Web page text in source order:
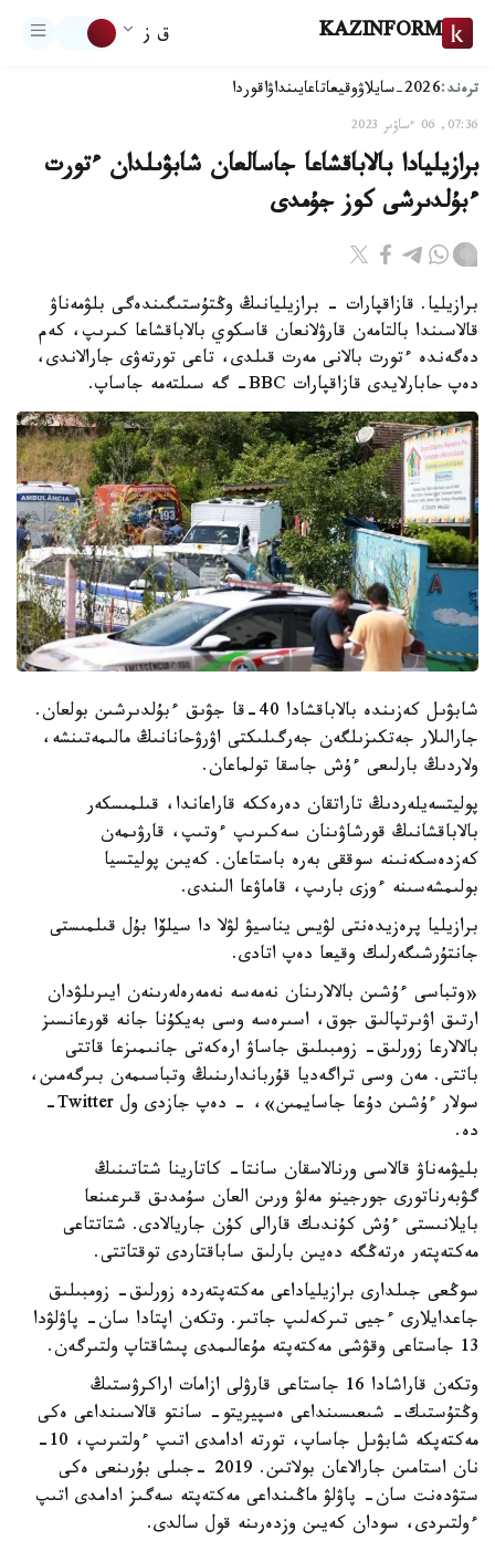
KAZINFORM ق ز
ترەند:2026-سايلاۋ وقيعاتاعايىنداۋاقوردا
07:36, 06 ءساۋىر 2023
برازيليادا بالاباقشاعا جاسالعان شابۋىلدان ءتورت
ءبۇلدىرشى كوز جۇمدى
برازيليا. قازاقپارات - برازيليانىڭ وڭتۇستىگىندەگى بلۋمەناۋ
قالاسىندا بالتامەن قارۋلانعان قاسكوي بالاباقشاعا كىرىپ، كەم
دەگەندە ءتورت بالانى مەرت قىلدى، تاعى تورتەۋى جارالاندى،
دەپ حابارلايدى قازاقپارات BBC- گە سىلتەمە جاساپ.
شابۋىل كەزىندە بالاباقشادا 40-قا جۋىق ءبۇلدىرشىن بولعان.
جارالىلار جەتكىزىلگەن جەرگىلىكتى اۋرۋحانانىڭ مالىمەتىنشە،
ولاردىڭ بارلىعى ءۇش جاسقا تولماعان.
پوليتسەيلەردىڭ تاراتقان دەرەككە قاراعاندا، قىلمىسكەر
بالاباقشانىڭ قورشاۋىنان سەكىرىپ ءوتىپ، قارۋىمەن
كەزدەسكەنىنە سوققى بەرە باستاعان. كەيىن پوليتسيا
بولىمشەسىنە ءوزى بارىپ، قاماۋعا الىندى.
برازيليا پرەزيدەنتى لۋيس يناسيۋ لۋلا دا سيلۆا بۇل قىلمىستى
جانتۇرشىگەرلىك وقيعا دەپ اتادى.
«وتباسى ءۇشىن بالالارىنان نەمەسە نەمەرەلەرىنەن ايىرىلۋدان
ارتىق اۋىرتپالىق جوق، اسىرەسە وسى بەيكۇنا جانە قورعانسىز
بالالارعا زورلىق- زومبىلىق جاساۋ ارەكەتى جانىمىزعا قاتتى
باتتى. مەن وسى تراگەديا قۇرباندارىنىڭ وتباسىمەن بىرگەمىن،
سولار ءۇشىن دۇعا جاسايمىن»، - دەپ جازدى ول Twitter-
دە.
بليۋمەناۋ قالاسى ورنالاسقان سانتا- كاتارينا شتاتىنىڭ
گۋبەرناتورى جورجينو مەلۋ ورىن العان سۇمدىق قىرعىنعا
بايلانىستى ءۇش كۇندىك قارالى كۇن جاريالادى. شتاتتاعى
مەكتەپتەر ەرتەڭگە دەيىن بارلىق ساباقتاردى توقتاتتى.
سوڭعى جىلدارى برازيلياداعى مەكتەپتەردە زورلىق- زومبىلىق
جاعدايلارى ءجيى تىركەلىپ جاتىر. وتكەن اپتادا سان- پاۋلۋدا
13 جاستاعى وقۋشى مەكتەپتە مۇعالىمدى پىشاقتاپ ولتىرگەن.
وتكەن قاراشادا 16 جاستاعى قارۋلى ازامات اراكرۋستىڭ
وڭتۇستىك- شىعىسىنداعى ەسپيريتو- سانتو قالاسىنداعى ەكى
مەكتەپكە شابۋىل جاساپ، تورتە ادامدى اتىپ ءولتىرىپ، 10-
نان استامىن جارالاعان بولاتىن. 2019 -جىلى بۇرىنعى ەكى
ستۋدەنت سان- پاۋلۋ ماڭىنداعى مەكتەپتە سەگىز ادامدى اتىپ
ءولتىردى، سودان كەيىن وزدەرىنە قول سالدى.